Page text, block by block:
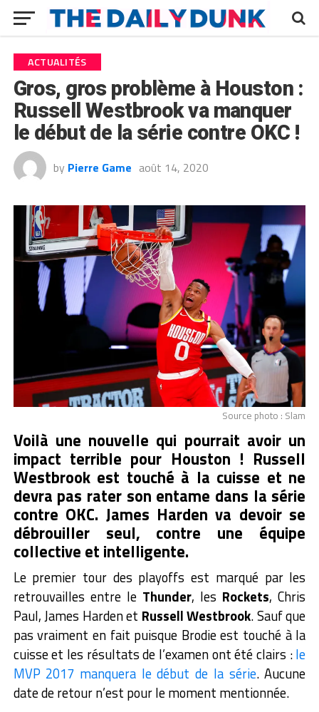
ACTUALITÉS
Gros, gros problème à Houston :
Russell Westbrook va manquer
le début de la série contre OKC !
by Pierre Game août 14, 2020
Source photo : Slam
Voilà une nouvelle qui pourrait avoir un
impact terrible pour Houston ! Russell
Westbrook est touché à la cuisse et ne
devra pas rater son entame dans la série
contre OKC. James Harden va devoir se
débrouiller seul, contre une équipe
collective et intelligente.
Le premier tour des playoffs est marqué par les
retrouvailles entre le Thunder, les Rockets, Chris
Paul, James Harden et Russell Westbrook. Sauf que
pas vraiment en fait puisque Brodie est touché à la
cuisse et les résultats de l’examen ont été clairs :le
MVP 2017 manquera le début de la série. Aucune
date de retour n’est pour le moment mentionnée.